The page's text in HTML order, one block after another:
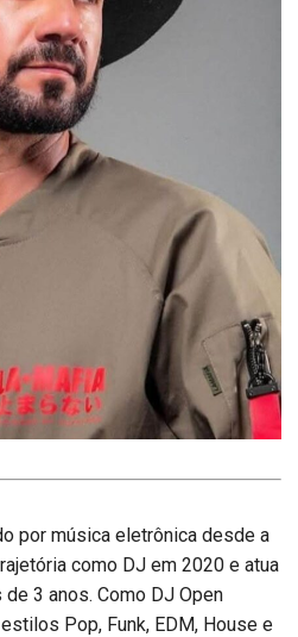
por música eletrônica desde a
como DJ em 2020 e atua
3 anos. Como DJ Open
Pop, Funk, EDM, House e